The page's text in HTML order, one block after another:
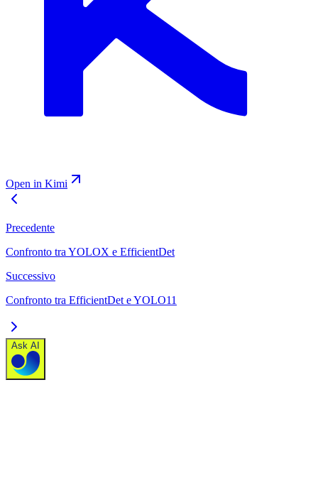
Open in Kimi
Precedente
Confronto tra YOLOX e EfficientDet
Successivo
Confronto tra EfficientDet e YOLO11
Ask AI